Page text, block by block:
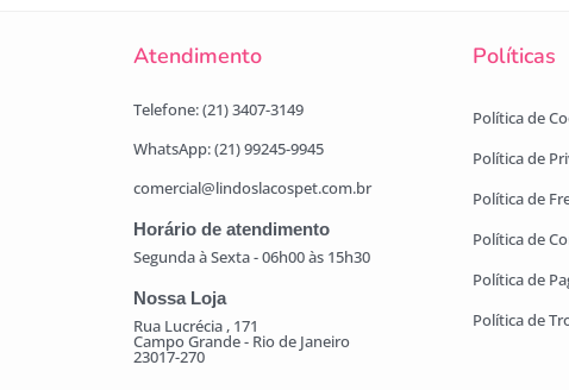
Splash
Atendimento Políticas
Telefone: (21) 3407-3149
WhatsApp: (21) 99245-9945
comercial@lindoslacospet.com.br
Horário de atendimento
Segunda à Sexta - 06h00 às 15h30
Nossa Loja
Rua Lucrécia , 171
Campo Grande - Rio de Janeiro
23017-270
Política de
Política de
Política de
Política de
Política de
Política de